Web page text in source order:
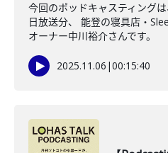
今回のポッドキャスティング
日放送分、 能登の寝具店・
オーナー中川裕介さんです。
2025.11.06 |00:15:40